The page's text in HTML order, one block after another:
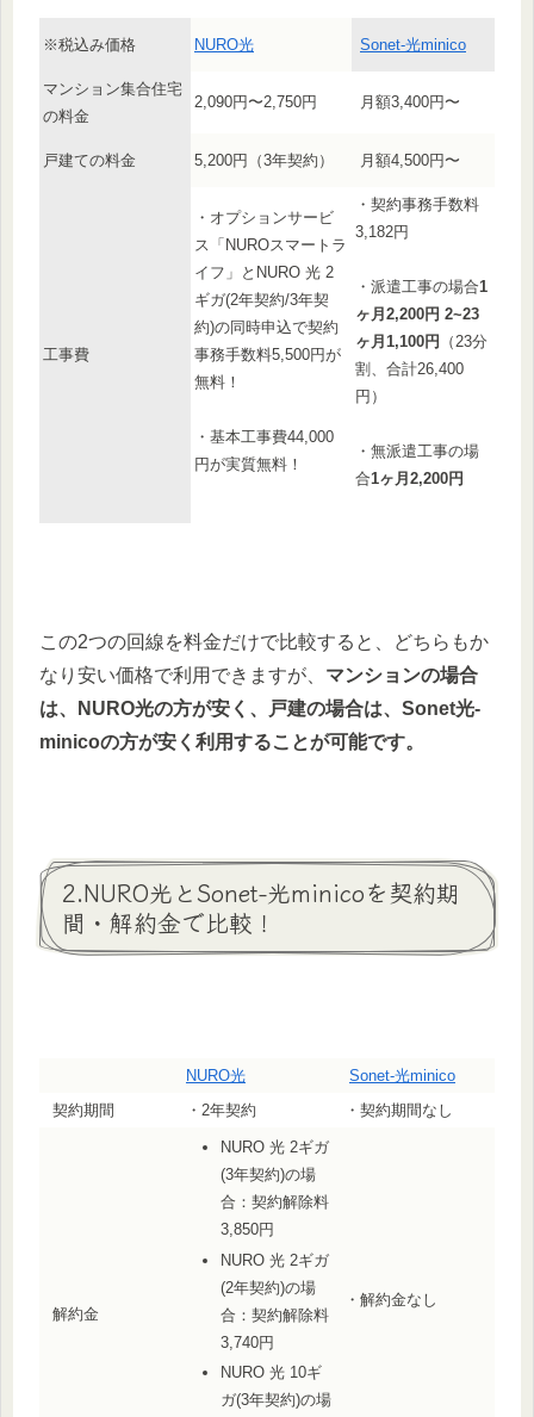
※税込み価格 NURO光 Sonet-光minico
マンション集合住宅
の料金
2,090円〜2,750円 月額3,400円〜
戸建ての料金 5,200円（3年契約） 月額4,500円〜
工事費
・オプションサービ
ス「NUROスマートラ
イフ」とNURO 光 2
ギガ(2年契約/3年契
約)の同時申込で契約
事務手数料5,500円が
無料！
・基本工事費44,000
円が実質無料！
・契約事務手数料
3,182円
・派遣工事の場合1
ヶ月2,200円 2~23
ヶ月1,100円
（23分
割、合計26,400
円）
・無派遣工事の場
合1ヶ月2,200円
この2つの回線を料金だけで比較すると、どちらもか
なり安い価格で利用できますが、 マンションの場合
は、NURO光の方が安く、戸建の場合は、Sonet光-
minicoの方が安く利用することが可能です。
2.NURO光とSonet-光minicoを契約期
間・解約金で比較！
NURO光
Sonet-光minico
契約期間
・2年契約 ・契約期間なし
解約金
NURO 光 2ギガ
(3年契約)の場
合：契約解除料
3,850円
NURO 光 2ギガ
(2年契約)の場
合：契約解除料
3,740円
NURO 光 10ギ
ガ(3年契約)の場
・解約金なし